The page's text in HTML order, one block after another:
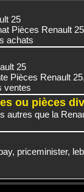
25
Pièces Renault 25
achats
25
Pièces Renault 25
ventes
ou pièces
autres que la
priceminister,